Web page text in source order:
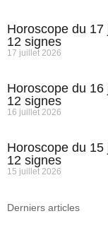
Horoscope du
12 signes
17 juillet 2026
Horoscope du
12 signes
16 juillet 2026
Horoscope du
12 signes
15 juillet 2026
Derniers articles